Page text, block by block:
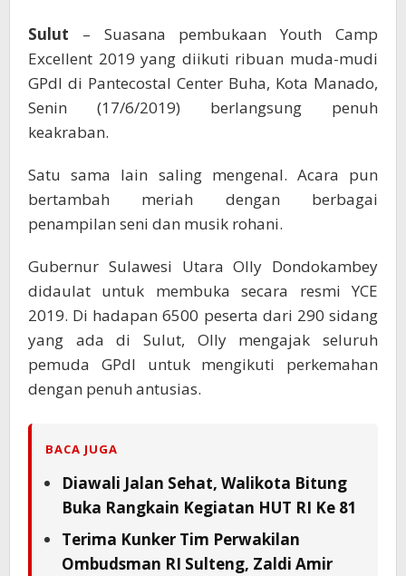
Sulut – Suasana pembukaan Youth Camp
Excellent 2019 yang diikuti ribuan muda-mudi
GPdI di Pantecostal Center Buha, Kota Manado,
Senin (17/6/2019) berlangsung penuh
keakraban.
Satu sama lain saling mengenal. Acara pun
bertambah meriah dengan berbagai
penampilan seni dan musik rohani.
Gubernur Sulawesi Utara Olly Dondokambey
didaulat untuk membuka secara resmi YCE
2019. Di hadapan 6500 peserta dari 290 sidang
yang ada di Sulut, Olly mengajak seluruh
pemuda GPdI untuk mengikuti perkemahan
dengan penuh antusias.
BACA JUGA
Diawali Jalan Sehat, Walikota Bitung
Buka Rangkain Kegiatan HUT RI Ke 81
Terima Kunker Tim Perwakilan
Ombudsman RI Sulteng, Zaldi Amir